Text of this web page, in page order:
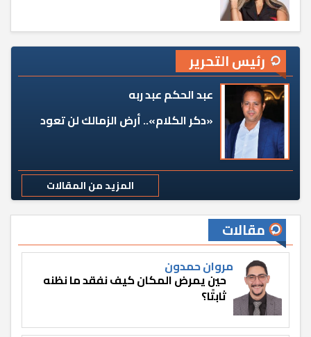
رئيس التحرير
عبد الحكم عبد ربه
«دكر الكلام».. أرض الزمالك لن تعود
المزيد من المقالات
مقالات
مروان حمدون
حين يمرض المكان كيف نفقد ما نظنه
ثابتًا؟